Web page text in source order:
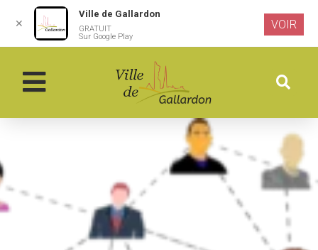
contenu
✕
Ville de Gallardon
GRATUIT
Sur Google Play
VOIR